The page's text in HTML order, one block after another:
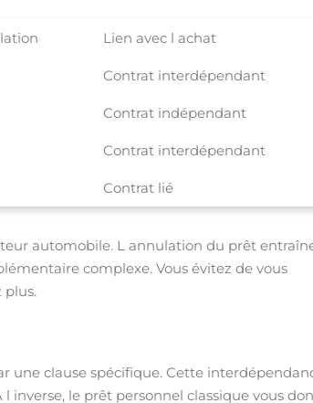
Lien avec l achat
Contrat interdépendant
Contrat indépendant
Contrat interdépendant
Contrat lié
automobile. L annulation du prêt
complexe. Vous évitez de vous
plus.
une clause spécifique. Cette
inverse, le prêt personnel classique vous